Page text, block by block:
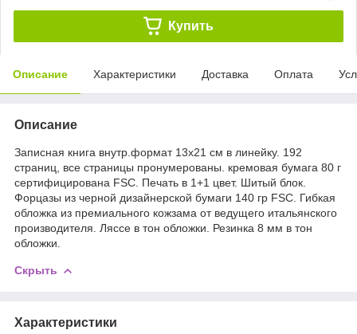
Купить
Описание Характеристики Доставка Оплата
Описание
Записная книга внутр.формат 13х21 см в линейку. 192
страниц, все страницы пронумерованы. кремовая бумага 80 г
сертифицирована FSC. Печать в 1+1 цвет. Шитый блок.
Форцазы из черной дизайнерской бумаги 140 гр FSC. Гибкая
обложка из премиального кожзама от ведущего итальянского
производителя. Ляссе в тон обложки. Резинка 8 мм в тон
обложки.
Скрыть
Характеристики